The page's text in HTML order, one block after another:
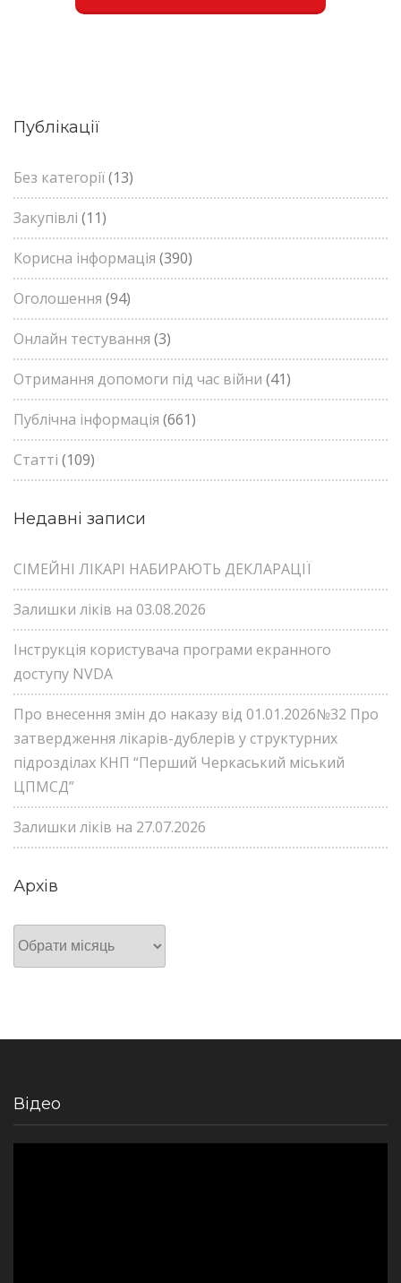
Публікації
Без категорії(13)
Закупівлі (11)
Корисна інформація (390)
Оголошення (94)
Онлайн тестування (3)
Отримання допомоги під час війни (41)
Публічна інформація (661)
Статті (109)
Недавні записи
СІМЕЙНІ ЛІКАРІ НАБИРАЮТЬ ДЕКЛАРАЦІЇ
Залишки ліків на 03.08.2026
Інструкція користувача програми екранного
доступу NVDA
Про внесення змін до наказу від 01.01.2026№32 Про
затвердження лікарів-дублерів у структурних
підрозділах КНП “Перший Черкаський міський
ЦПМСД”
Залишки ліків на 27.07.2026
Архів
Архів
Відео